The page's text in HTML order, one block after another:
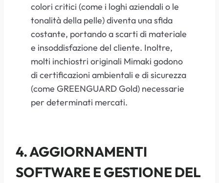
colori critici (come i loghi aziendali o le
tonalità della pelle) diventa una sfida
costante, portando a scarti di materiale
e insoddisfazione del cliente. Inoltre,
molti inchiostri originali Mimaki godono
di certificazioni ambientali e di sicurezza
(come GREENGUARD Gold) necessarie
per determinati mercati.
4. AGGIORNAMENTI
SOFTWARE E GESTIONE DEL